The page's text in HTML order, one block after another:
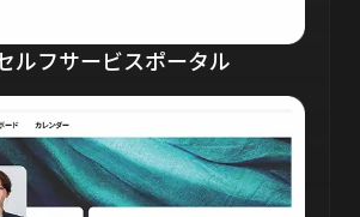
ルフサービスポータル